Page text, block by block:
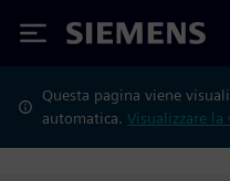
Siemens
Questa pagina viene
automatica.Visualizzare la